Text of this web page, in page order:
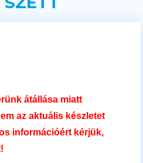
átállása miatt
az aktuális készletet
információért kérjük,